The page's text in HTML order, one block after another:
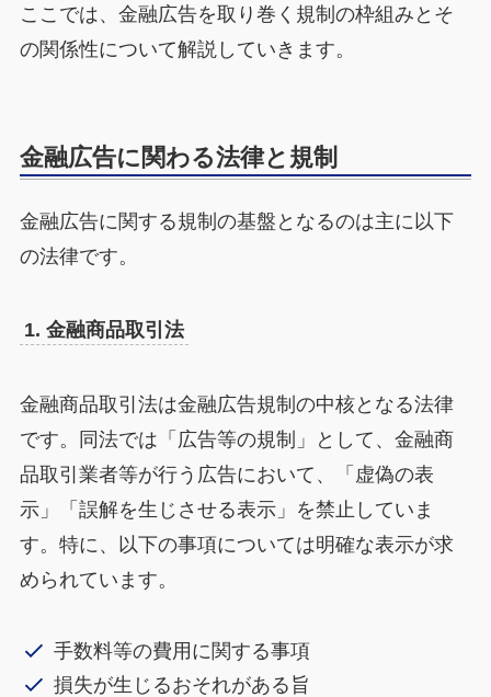
ここでは、金融広告を取り巻く規制の枠組みとそ
の関係性について解説していきます。
金融広告に関わる法律と規制
金融広告に関する規制の基盤となるのは主に以下
の法律です。
1. 金融商品取引法
金融商品取引法は金融広告規制の中核となる法律
です。同法では「広告等の規制」として、金融商
品取引業者等が行う広告において、「虚偽の表
示」「誤解を生じさせる表示」を禁止していま
す。特に、以下の事項については明確な表示が求
められています。
手数料等の費用に関する事項
損失が生じるおそれがある旨